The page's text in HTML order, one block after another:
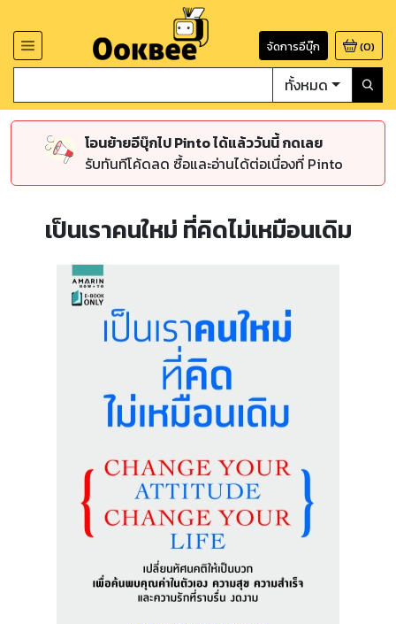
จัดการอีบุ๊ก (0)
ทั้งหมด
โอนย้ายอีบุ๊กไป Pinto ได้แล้ววันนี้ กดเลย
รับทันทีโค้ดลด ซื้อและอ่านได้ต่อเนื่องที่ Pinto
เป็นเราคนใหม่ ที่คิดไม่เหมือนเดิม